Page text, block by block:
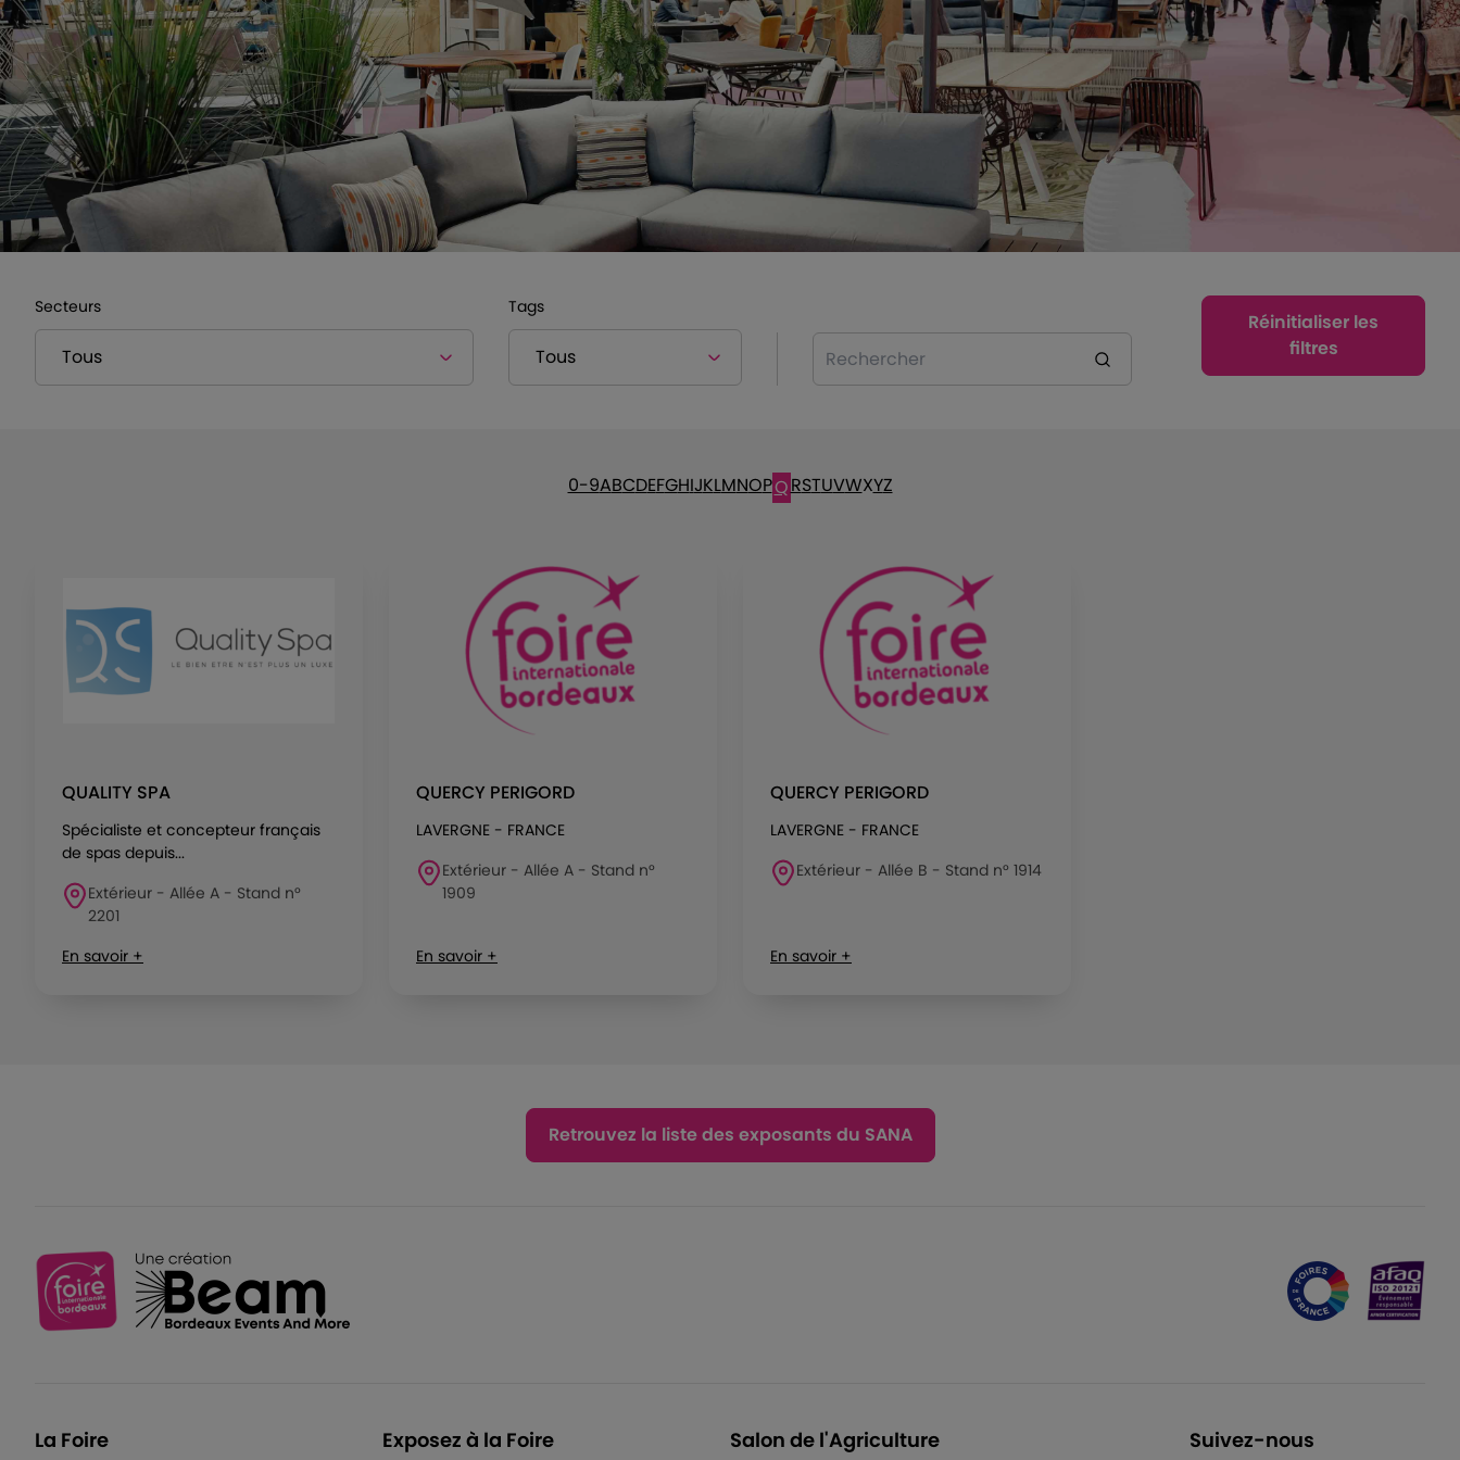
Secteurs Tags
Rechercher
Réinitialiser les
filtres
0-9ABCDEFGHIJKLMNOPQRSTUVWXYZ
QUALITY SPA
Spécialiste et concepteur français
de spas depuis...
Extérieur - Allée A - Stand n°
2201
En savoir +
QUERCY PERIGORD
LAVERGNE - FRANCE
Extérieur - Allée A - Stand n°
1909
En savoir +
QUERCY PERIGORD
LAVERGNE - FRANCE
Extérieur - Allée B - Stand n° 1914
En savoir +
Retrouvez la liste des exposants du SANA
La Foire Exposez à la Foire Salon de l'Agriculture Suivez-nous